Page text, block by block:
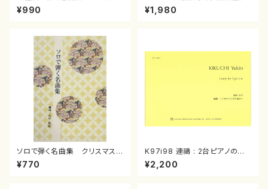
スメドレー( 箏2/大平光美 編
曲/楽譜）
¥990
（箏/宮城道雄著・宮城宗家監修/
箏曲古典楽譜）
¥1,980
ソロで弾く名曲集 クリスマス・
イブ／恋人がサンタクロース(
箏独奏 /大平光美 編曲/楽
¥770
K97i98 連禱 : 2台ピアノのた
めの（2 Pianos / 菊池 幸夫 /
楽譜）
¥2,200